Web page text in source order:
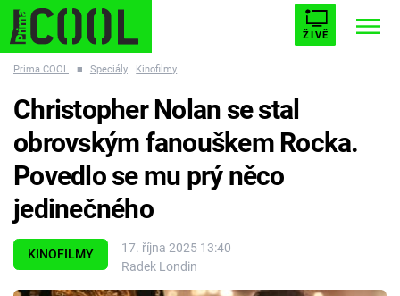
ŽIVĚ
ESCAPE PLNEJ KOTEL AVENGERS 5
Témata
Filmy
Prima COOL ■ Speciály Kinofilmy
KINOFILMY
17. října 2025 13:40
Radek Londin
Christopher Nolan se stal
obrovským fanouškem Rocka.
Povedlo se mu prý něco
jedinečného